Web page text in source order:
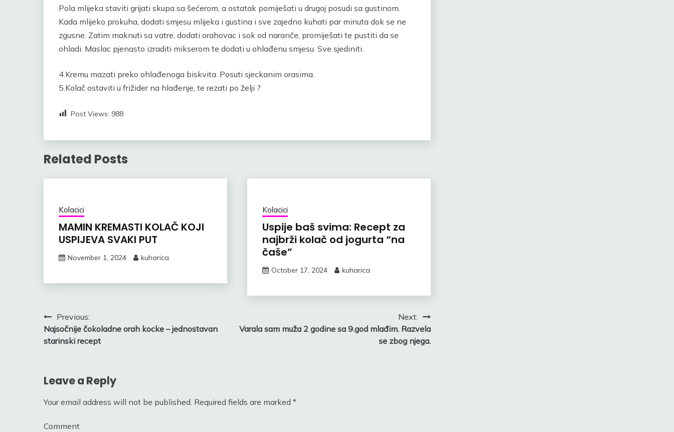
Pola mlijeka staviti grijati skupa sa šećerom, a ostatak pomiješati u drugoj posudi sa gustinom.
Kada mlijeko prokuha, dodati smjesu mlijeka i gustina i sve zajedno kuhati par minuta dok se ne
zgusne. Zatim maknuti sa vatre, dodati orahovac i sok od naranče, promiješati te pustiti da se
ohladi. Maslac pjenasto izraditi mikserom te dodati u ohlađenu smjesu. Sve sjediniti.
4.Kremu mazati preko ohlađenoga biskvita. Posuti sjeckanim orasima.
5.Kolač ostaviti u frižider na hlađenje, te rezati po želji ?
Post Views: 988
Related Posts
Kolacici
MAMIN KREMASTI KOLAČ KOJI
USPIJEVA SVAKI PUT
November 1, 2024 kuharica
Kolacici
Uspije baš svima: Recept za
najbrži kolač od jogurta “na
čaše”
October 17, 2024 kuharica
Post
navigation
Previous:
Najsočnije čokoladne orah kocke – jednostavan
starinski recept
Next:
Varala sam muža 2 godine sa 9.god mlađim. Razvela
se zbog njega.
Leave a Reply
Your email address will not be published. Required fields are marked *
Comment